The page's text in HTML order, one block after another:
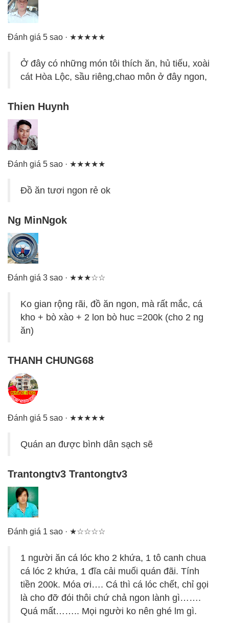
Đánh giá 5 sao · ★★★★★
Ở đây có những món tôi thích ăn, hủ tiếu, xoài
cát Hòa Lộc, sầu riêng,chao môn ở đây ngon,
Thien Huynh
Đánh giá 5 sao · ★★★★★
Đồ ăn tươi ngon rẻ ok
Ng MinNgok
Đánh giá 3 sao · ★★★☆☆
Ko gian rộng rãi, đồ ăn ngon, mà rất mắc, cá
kho + bò xào + 2 lon bò huc =200k (cho 2 ng
ăn)
THANH CHUNG68
Đánh giá 5 sao · ★★★★★
Quán an được bình dân sạch sẽ
Trantongtv3 Trantongtv3
Đánh giá 1 sao · ★☆☆☆☆
1 người ăn cá lóc kho 2 khứa, 1 tô canh chua
cá lóc 2 khứa, 1 đĩa cải muối quán đãi. Tính
tiền 200k. Móa ơi…. Cá thì cá lóc chết, chỉ gọi
là cho đỡ đói thôi chứ chả ngon lành gì…….
Quá mất…….. Mọi người ko nên ghé lm gì.